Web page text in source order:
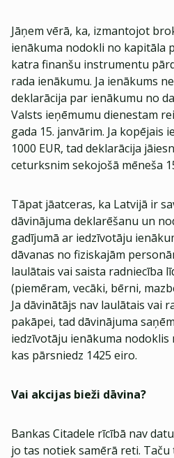
Jāņem vērā, ka, izmantojot
ienākuma nodokli no kapitāla
katra finanšu instrumentu
rada ienākumu. Ja ienākums
deklarācija par ienākumu no
Valsts ieņēmumu dienestam
gada 15. janvārim. Ja kopējais
1000 EUR, tad deklarācija
ceturksnim sekojošā mēneša
Tāpat jāatceras, ka Latvijā ir
dāvinājuma deklarēšanu un
gadījumā ar iedzīvotāju
dāvanas no fiziskajām
laulātais vai saista radniecība
(piemēram, vecāki, bērni,
Ja dāvinātājs nav laulātais vai
pakāpei, tad dāvinājuma
iedzīvotāju ienākuma nodoklis
kas pārsniedz 1425 eiro.
Vai akcijas bieži dāvina?
Bankas Citadele rīcībā nav
jo tas notiek samērā reti.